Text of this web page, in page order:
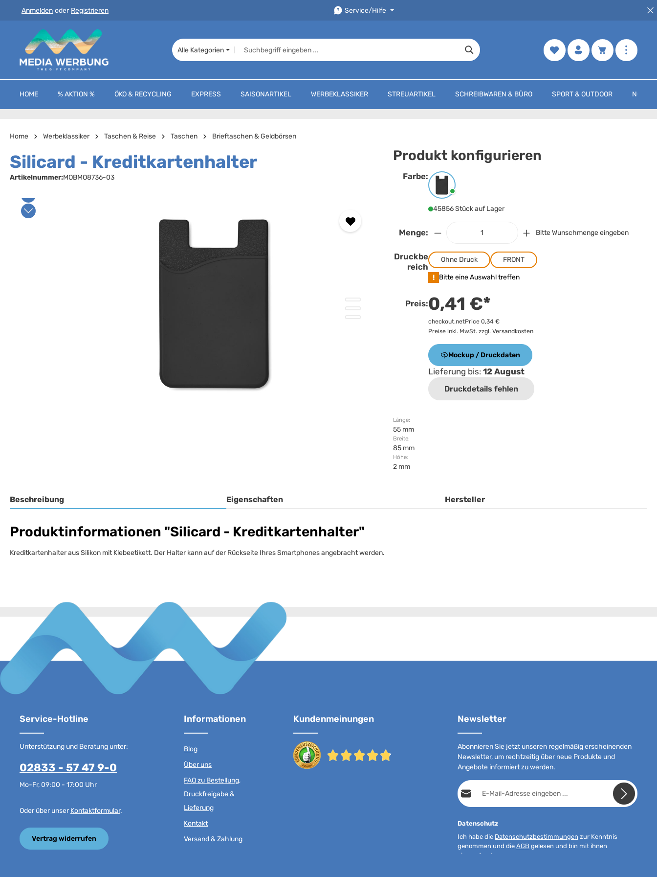
Hauptinhalt springen
Zur Suche springen
Zur Hauptnavigation springen
Anmelden oder Registrieren Service/Hilfe
Alle Kategorien
Merkzettel Warenkorb
HOME % AKTION % ÖKO & RECYCLING EXPRESS SAISONARTIKEL WERBEKLASSIKER STREUARTIKEL SCHREIBWAREN & BÜRO SPORT & OUTDOOR NOCH
Home Werbeklassiker Taschen & Reise Taschen Brieftaschen & Geldbörsen
Silicard - Kreditkartenhalter
Artikelnummer:MOBMO8736-03
Bildergalerie überspringen
Produkt konfigurieren
Farbe:Farbe
Schwarz
45856 Stück auf Lager
Menge: Bitte Wunschmenge eingeben
Druckbe
reich
Ohne Druck FRONT
! Bitte eine Auswahl treffen
Preis:0,41 €*
checkout.netPrice 0,34 €
Preise inkl. MwSt. zzgl. Versandkosten
Mockup / Druckdaten
Lieferung bis: 12 August
Druckdetails fehlen
Länge:
55 mm
Breite:
85 mm
Höhe:
2 mm
Beschreibung Eigenschaften Hersteller
Produktinformationen "Silicard - Kreditkartenhalter"
Kreditkartenhalter aus Silikon mit Klebeetikett. Der Halter kann auf der Rückseite Ihres Smartphones angebracht werden.
Service-Hotline
Unterstützung und Beratung unter:
02833 - 57 47 9-0
Mo-Fr, 09:00 - 17:00 Uhr
Oder über unserKontaktformular.
Vertrag widerrufen
Informationen
Blog
Über uns
FAQ zu Bestellung,
Druckfreigabe &
Lieferung
Kontakt
Versand & Zahlung
Kundenmeinungen Newsletter
Abonnieren Sie jetzt unseren regelmäßig erscheinenden
Newsletter, um rechtzeitig über neue Produkte und
Angebote informiert zu werden.
E-Mail-Adresse*
Datenschutz
Ich habe die Datenschutzbestimmungen zur Kenntnis
genommen und die AGB gelesen und bin mit ihnen
einverstanden.